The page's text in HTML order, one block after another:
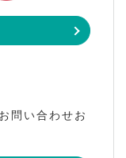
問い合わせお